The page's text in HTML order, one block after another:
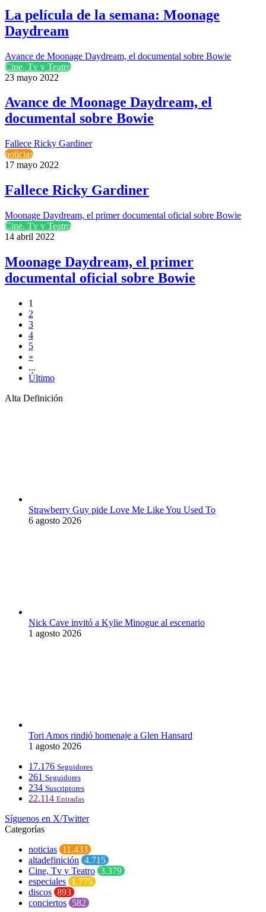
La película de la semana: Moonage
Daydream
Avance de Moonage Daydream, el documental sobre Bowie
Cine, Tv y Teatro
23 mayo 2022
Avance de Moonage Daydream, el
documental sobre Bowie
Fallece Ricky Gardiner
noticias
17 mayo 2022
Fallece Ricky Gardiner
Moonage Daydream, el primer documental oficial sobre Bowie
Cine, Tv y Teatro
14 abril 2022
Moonage Daydream, el primer
documental oficial sobre Bowie
1
2
3
4
5
»
...
Último
Alta Definición
Strawberry Guy pide Love Me Like You Used To
6 agosto 2026
Nick Cave invitó a Kylie Minogue al escenario
1 agosto 2026
Tori Amos rindió homenaje a Glen Hansard
1 agosto 2026
17.176 Seguidores
261 Seguidores
234 Suscriptores
22.114 Entradas
Síguenos en X/Twitter
Categorías
noticias 11.433
altadefinición 4.715
Cine, Tv y Teatro 3.379
especiales 1.775
discos 893
conciertos 582